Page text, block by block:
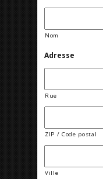
Nom
Adresse
Rue
ZIP / Code postal
Ville